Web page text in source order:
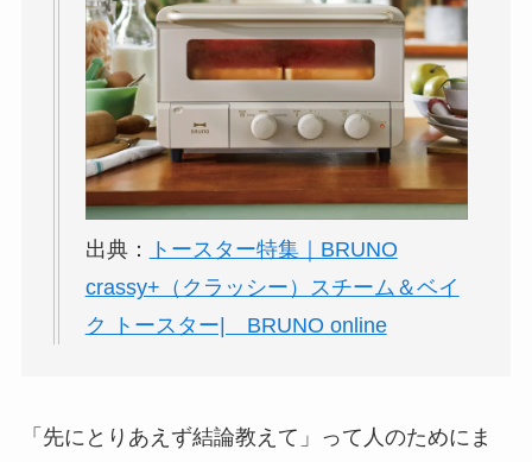
出典：
トースター特集｜BRUNO
crassy+（クラッシー）スチーム＆ベイ
ク トースター| BRUNO online
「先にとりあえず結論教えて」って人のためにま